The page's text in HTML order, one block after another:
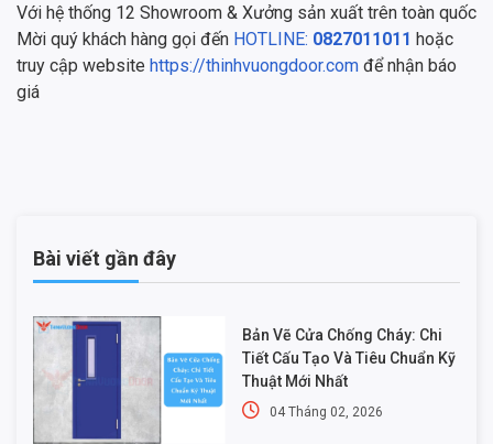
Với hệ thống 12 Showroom & Xưởng sản xuất trên toàn quốc
Mời quý khách hàng gọi đến HOTLINE: 0827011011 hoặc
truy cập website https://thinhvuongdoor.com để nhận báo
giá
Bài viết gần đây
Bản Vẽ Cửa Chống Cháy: Chi
Tiết Cấu Tạo Và Tiêu Chuẩn Kỹ
Thuật Mới Nhất
04 Tháng 02, 2026